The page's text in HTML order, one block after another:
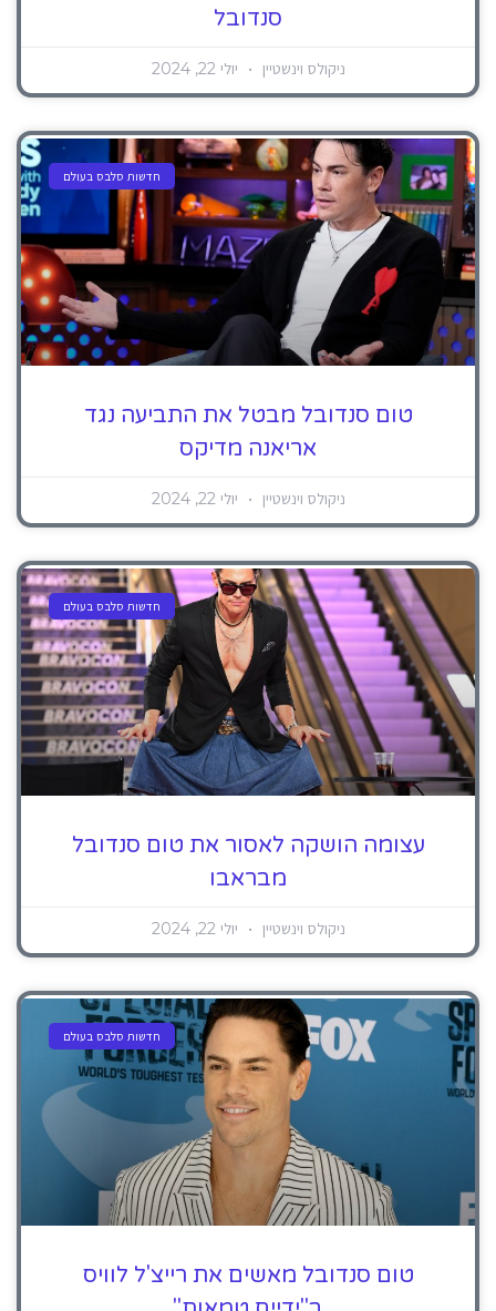
סנדובל
ניקולס וינשטיין יולי 22, 2024
חדשות סלבס בעולם
טום סנדובל מבטל את התביעה נגד
אריאנה מדיקס
ניקולס וינשטיין יולי 22, 2024
חדשות סלבס בעולם
עצומה הושקה לאסור את טום סנדובל
מבראבו
ניקולס וינשטיין יולי 22, 2024
חדשות סלבס בעולם
טום סנדובל מאשים את רייצ'ל לוויס